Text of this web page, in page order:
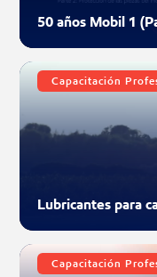
50 años Mobil 1
Capacitación
Lubricantes para
Capacitación